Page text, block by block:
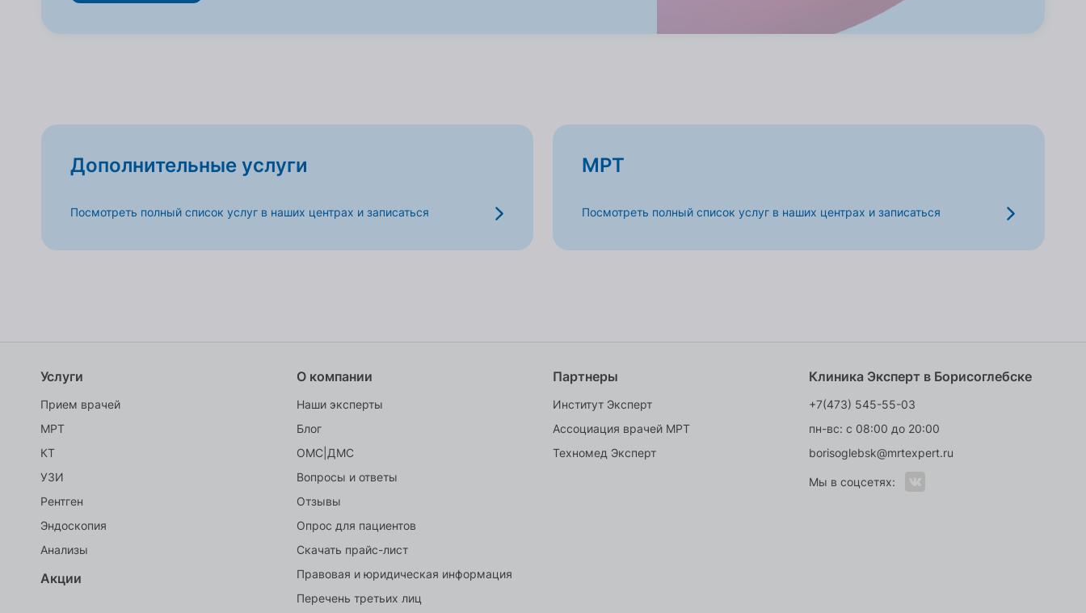
Дополнительные услуги
Посмотреть полный список услуг в наших центрах и записаться
МРТ
Посмотреть полный список услуг в наших центрах и записаться
Услуги
Прием врачей
МРТ
КТ
УЗИ
Рентген
Эндоскопия
Анализы
Акции
О компании
Наши эксперты
Блог
ОМС|ДМС
Вопросы и ответы
Отзывы
Опрос для пациентов
Скачать прайс-лист
Правовая и юридическая информация
Перечень третьих лиц
Партнеры
Институт Эксперт
Ассоциация врачей МРТ
Техномед Эксперт
Клиника Эксперт в Борисоглебске
+7(473) 545-55-03
пн-вс: с 08:00 до 20:00
borisoglebsk@mrtexpert.ru
Мы в соцсетях: